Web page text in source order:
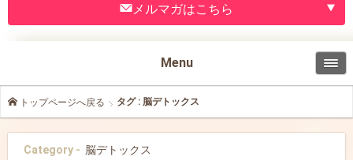
メルマガはこちら
Menu
トップページへ戻る タグ : 脳デトックス
Category - 脳デトックス